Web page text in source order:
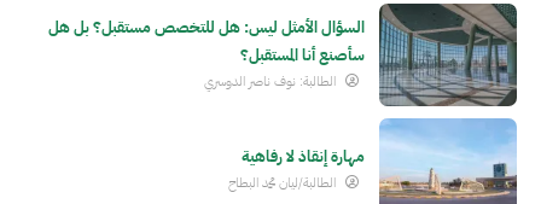
السؤال الأمثل ليس: هل للتخصص مستقبل؟ بل هل
سأصنع أنا المستقبل؟
الطالبة: نوف ناصر الدوسري
مهارة إنقاذ لا رفاهية
الطالبة/ليان محمد البطاح